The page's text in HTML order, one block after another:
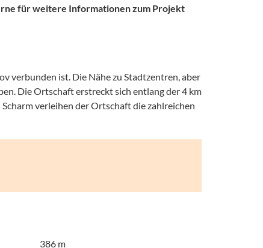
für weitere Informationen zum Projekt
verbunden ist. Die Nähe zu Stadtzentren, aber
Die Ortschaft erstreckt sich entlang der 4 km
verleihen der Ortschaft die zahlreichen
386 m